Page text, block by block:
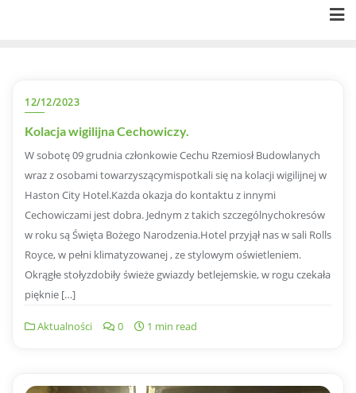
12/12/2023
Kolacja wigilijna Cechowiczy.
W sobotę 09 grudnia członkowie Cechu Rzemiosł Budowlanych
wraz z osobami towarzyszącymispotkali się na kolacji wigilijnej w
Haston City Hotel.Każda okazja do kontaktu z innymi
Cechowiczami jest dobra. Jednym z takich szczególnychokresów
w roku są Święta Bożego Narodzenia.Hotel przyjął nas w sali Rolls
Royce, w pełni klimatyzowanej , ze stylowym oświetleniem.
Okrągłe stołyzdobiły świeże gwiazdy betlejemskie, w rogu czekała
pięknie […]
Aktualności 0 1 min read